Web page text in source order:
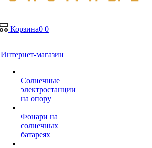
Корзина0 0
Интернет-магазин
Солнечные
электростанции
на опору
Фонари на
солнечных
батареях